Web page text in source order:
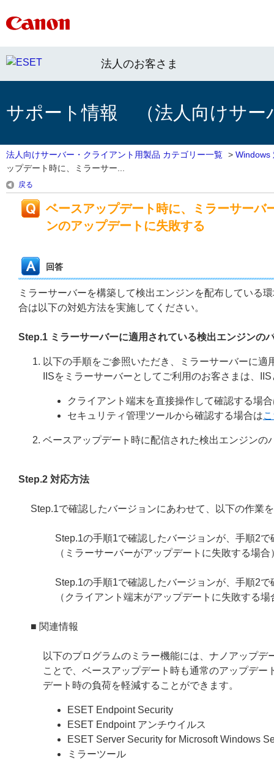
法人のお客さま
サポート情報 （法人向けサー
法人向けサーバー・クライアント用製品 カテゴリー一覧 > Windows
ップデート時に、ミラーサー...
戻る
ベースアップデート時に、ミラーサーバ
ンのアップデートに失敗する
回答
ミラーサーバーを構築して検出エンジンを配布している
合は以下の対処方法を実施してください。
Step.1 ミラーサーバーに適用されている検出エンジンの
以下の手順をご参照いただき、ミラーサーバーに
IISをミラーサーバーとしてご利用のお客さまは、
クライアント端末を直接操作して確認する場
セキュリティ管理ツールから確認する場合は
ベースアップデート時に配信された検出エンジンの
Step.2 対応方法
Step.1で確認したバージョンにあわせて、以下の作業
Step.1の手順1で確認したバージョンが、手順2
（ミラーサーバーがアップデートに失敗する場合
Step.1の手順1で確認したバージョンが、手順2
（クライアント端末がアップデートに失敗する場
■ 関連情報
以下のプログラムのミラー機能には、ナノアップ
ことで、ベースアップデート時も通常のアップデ
デート時の負荷を軽減することができます。
ESET Endpoint Security
ESET Endpoint アンチウイルス
ESET Server Security for Microsoft Windows
ミラーツール